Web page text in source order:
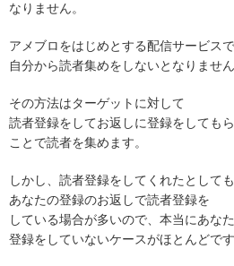
なりません。
アメブロをはじめとする配信サービス
自分から読者集めをしないとなりません
その方法はターゲットに対して
読者登録をしてお返しに登録をしても
ことで読者を集めます。
しかし、読者登録をしてくれたとしても
あなたの登録のお返しで読者登録を
している場合が多いので、本当にあな
登録をしていないケースがほとんどです